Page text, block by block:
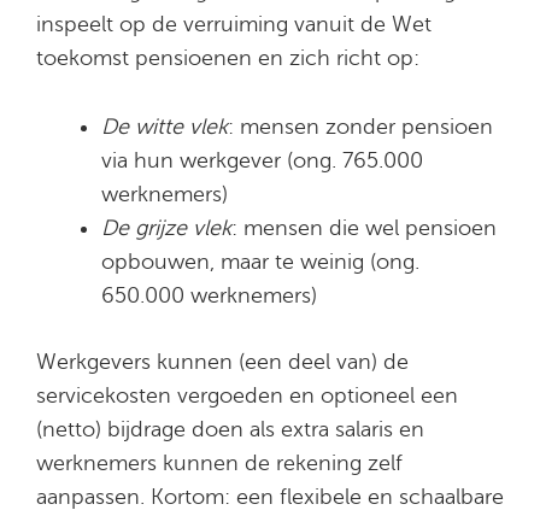
inspeelt op de verruiming vanuit de Wet
toekomst pensioenen en zich richt op:
De witte vlek: mensen zonder pensioen
via hun werkgever (ong. 765.000
werknemers)
De grijze vlek: mensen die wel pensioen
opbouwen, maar te weinig (ong.
650.000 werknemers)
Werkgevers kunnen (een deel van) de
servicekosten vergoeden en optioneel een
(netto) bijdrage doen als extra salaris en
werknemers kunnen de rekening zelf
aanpassen. Kortom: een flexibele en schaalbare